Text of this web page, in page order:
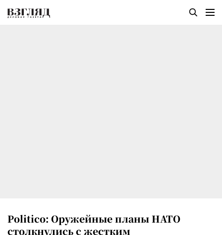
Politico: Оружейные планы НАТО
столкнулись с жестким